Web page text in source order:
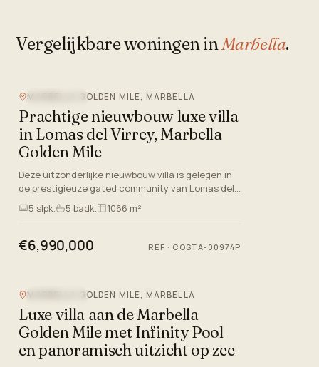
Vergelijkbare woningen in Marbella.
MARBELLA GOLDEN MILE, MARBELLA
Prachtige nieuwbouw luxe villa
in Lomas del Virrey, Marbella
Golden Mile
Deze uitzonderlijke nieuwbouw villa is gelegen in
de prestigieuze gated community van Lomas del
Virrey, genesteld in Marbella. Deze centrale
accommodatie ligt…
5 slpk. 5 badk. 1066 m²
€6,990,000 REF · COSTA-00974P
MARBELLA GOLDEN MILE, MARBELLA
Luxe villa aan de Marbella
Golden Mile met Infinity Pool
en panoramisch uitzicht op zee